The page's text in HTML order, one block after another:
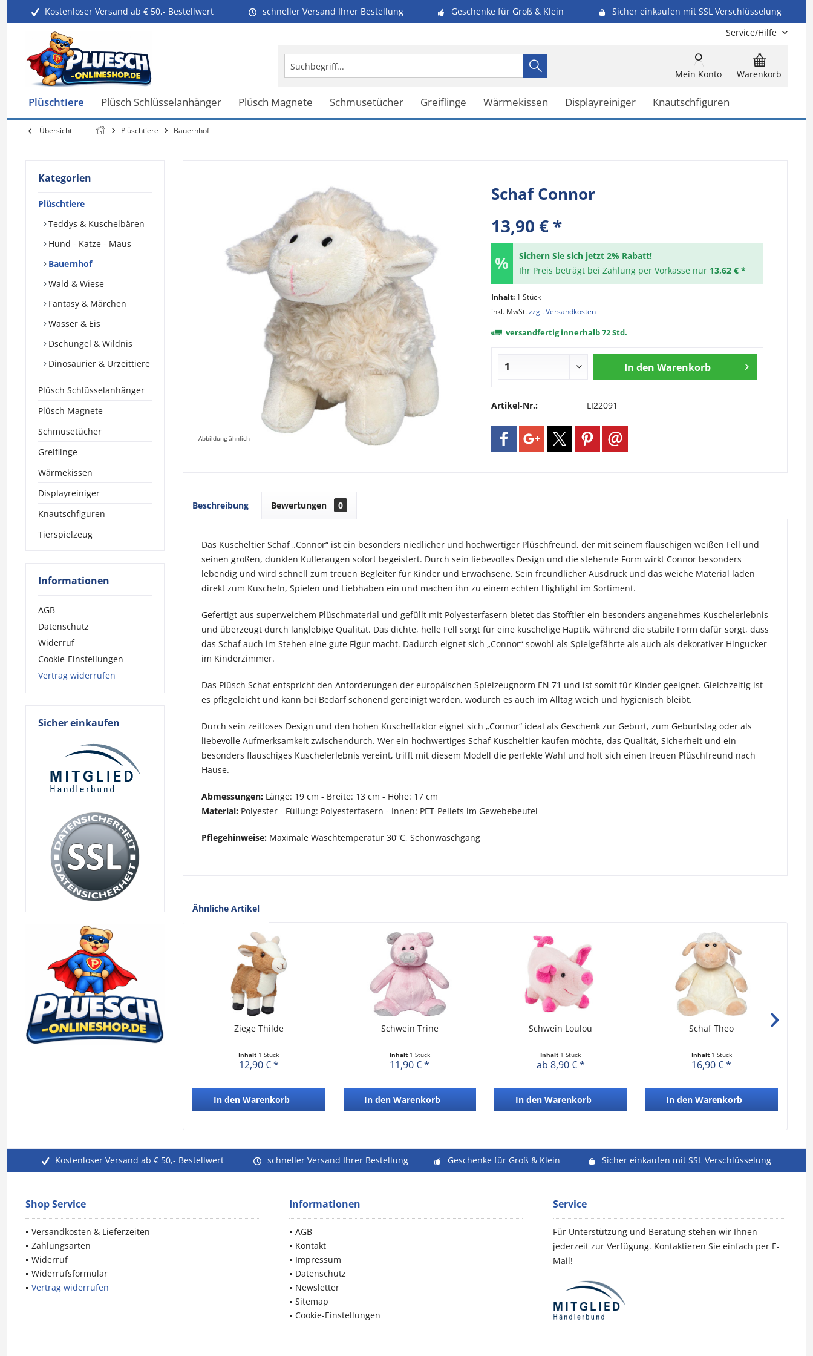
Kostenloser Versand ab € 50,- Bestellwert schneller Versand Ihrer Bestellung Geschenke für Groß & Klein
Sicher einkaufen mit SSL Verschlüsselung
Service/Hilfe
Warenkorb
Mein Konto
Plüschtiere Plüsch Schlüsselanhänger Plüsch Magnete Schmusetücher Greiflinge Wärmekissen Displayreiniger Knautschfiguren
Übersicht Plüschtiere Bauernhof
Kategorien
Plüschtiere
Teddys & Kuschelbären
Hund - Katze - Maus
Bauernhof
Wald & Wiese
Fantasy & Märchen
Wasser & Eis
Dschungel & Wildnis
Dinosaurier & Urzeittiere
Plüsch Schlüsselanhänger
Plüsch Magnete
Schmusetücher
Greiflinge
Wärmekissen
Displayreiniger
Knautschfiguren
Tierspielzeug
Informationen
AGB
Datenschutz
Widerruf
Cookie-Einstellungen
Vertrag widerrufen
Sicher einkaufen
Abbildung ähnlich
Schaf Connor
13,90 € *
Sichern Sie sich jetzt 2% Rabatt!
Ihr Preis beträgt bei Zahlung per Vorkasse nur 13,62 € *
Inhalt: 1 Stück
inkl. MwSt.zzgl. Versandkosten
versandfertig innerhalb 72 Std.
In den Warenkorb
Artikel-Nr.: LI22091
Beschreibung Bewertungen 0
Das Kuscheltier Schaf „Connor“ ist ein besonders niedlicher und hochwertiger Plüschfreund, der mit seinem flauschigen weißen Fell und
seinen großen, dunklen Kulleraugen sofort begeistert. Durch sein liebevolles Design und die stehende Form wirkt Connor besonders
lebendig und wird schnell zum treuen Begleiter für Kinder und Erwachsene. Sein freundlicher Ausdruck und das weiche Material laden
direkt zum Kuscheln, Spielen und Liebhaben ein und machen ihn zu einem echten Highlight im Sortiment.
Gefertigt aus superweichem Plüschmaterial und gefüllt mit Polyesterfasern bietet das Stofftier ein besonders angenehmes Kuschelerlebnis
und überzeugt durch langlebige Qualität. Das dichte, helle Fell sorgt für eine kuschelige Haptik, während die stabile Form dafür sorgt, dass
das Schaf auch im Stehen eine gute Figur macht. Dadurch eignet sich „Connor“ sowohl als Spielgefährte als auch als dekorativer Hingucker
im Kinderzimmer.
Das Plüsch Schaf entspricht den Anforderungen der europäischen Spielzeugnorm EN 71 und ist somit für Kinder geeignet. Gleichzeitig ist
es pflegeleicht und kann bei Bedarf schonend gereinigt werden, wodurch es auch im Alltag weich und hygienisch bleibt.
Durch sein zeitloses Design und den hohen Kuschelfaktor eignet sich „Connor“ ideal als Geschenk zur Geburt, zum Geburtstag oder als
liebevolle Aufmerksamkeit zwischendurch. Wer ein hochwertiges Schaf Kuscheltier kaufen möchte, das Qualität, Sicherheit und ein
besonders flauschiges Kuschelerlebnis vereint, trifft mit diesem Modell die perfekte Wahl und holt sich einen treuen Plüschfreund nach
Hause.
Abmessungen: Länge: 19 cm - Breite: 13 cm - Höhe: 17 cm
Material: Polyester - Füllung: Polyesterfasern - Innen: PET-Pellets im Gewebebeutel
Pflegehinweise: Maximale Waschtemperatur 30°C, Schonwaschgang
Ähnliche Artikel
Ziege Thilde
Inhalt 1 Stück
12,90 € *
In den Warenkorb
Schwein Trine
Inhalt 1 Stück
11,90 € *
In den Warenkorb
Schwein Loulou
Inhalt 1 Stück
ab 8,90 € *
In den Warenkorb
Schaf Theo
Inhalt 1 Stück
16,90 € *
In den Warenkorb
Kostenloser Versand ab € 50,- Bestellwert schneller Versand Ihrer Bestellung Geschenke für Groß & Klein Sicher einkaufen mit SSL Verschlüsselung
Shop Service
Versandkosten & Lieferzeiten
Zahlungsarten
Widerruf
Widerrufsformular
Vertrag widerrufen
Informationen
AGB
Kontakt
Impressum
Datenschutz
Newsletter
Sitemap
Cookie-Einstellungen
Service
Für Unterstützung und Beratung stehen wir Ihnen
jederzeit zur Verfügung. Kontaktieren Sie einfach per E-
Mail!